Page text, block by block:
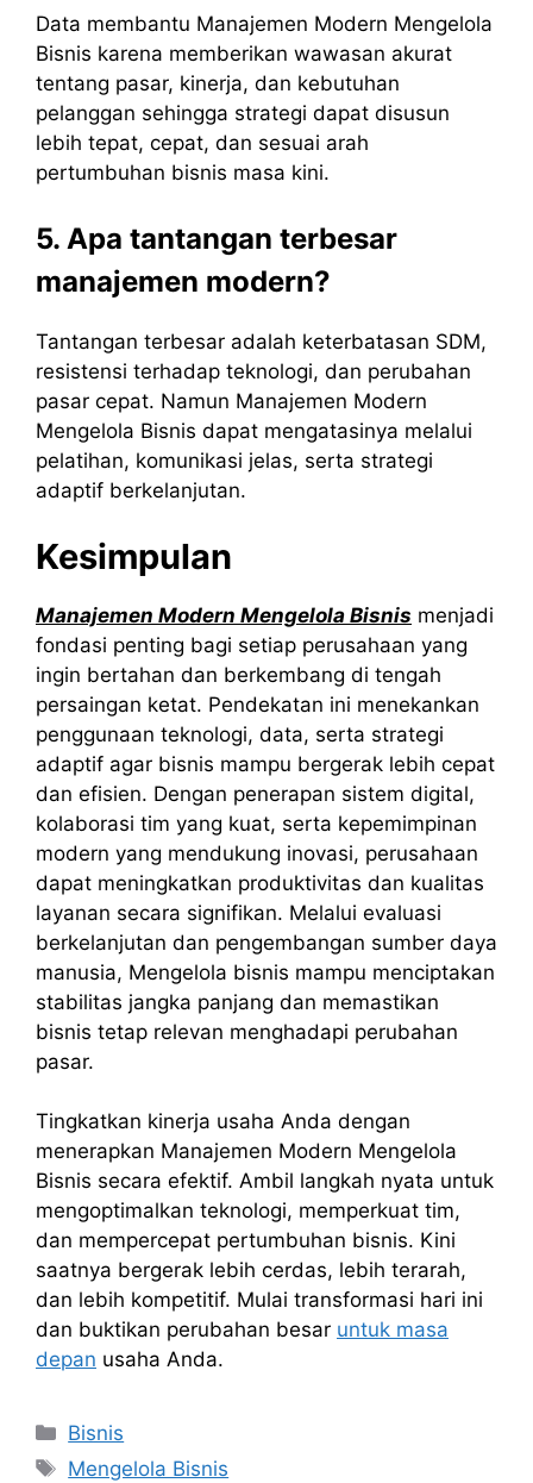
Data membantu Manajemen Modern Mengelola
Bisnis karena memberikan wawasan akurat
tentang pasar, kinerja, dan kebutuhan
pelanggan sehingga strategi dapat disusun
lebih tepat, cepat, dan sesuai arah
pertumbuhan bisnis masa kini.
5. Apa tantangan terbesar
manajemen modern?
Tantangan terbesar adalah keterbatasan SDM,
resistensi terhadap teknologi, dan perubahan
pasar cepat. Namun Manajemen Modern
Mengelola Bisnis dapat mengatasinya melalui
pelatihan, komunikasi jelas, serta strategi
adaptif berkelanjutan.
Kesimpulan
Manajemen Modern Mengelola Bisnis menjadi
fondasi penting bagi setiap perusahaan yang
ingin bertahan dan berkembang di tengah
persaingan ketat. Pendekatan ini menekankan
penggunaan teknologi, data, serta strategi
adaptif agar bisnis mampu bergerak lebih cepat
dan efisien. Dengan penerapan sistem digital,
kolaborasi tim yang kuat, serta kepemimpinan
modern yang mendukung inovasi, perusahaan
dapat meningkatkan produktivitas dan kualitas
layanan secara signifikan. Melalui evaluasi
berkelanjutan dan pengembangan sumber daya
manusia, Mengelola bisnis mampu menciptakan
stabilitas jangka panjang dan memastikan
bisnis tetap relevan menghadapi perubahan
pasar.
Tingkatkan kinerja usaha Anda dengan
menerapkan Manajemen Modern Mengelola
Bisnis secara efektif. Ambil langkah nyata untuk
mengoptimalkan teknologi, memperkuat tim,
dan mempercepat pertumbuhan bisnis. Kini
saatnya bergerak lebih cerdas, lebih terarah,
dan lebih kompetitif. Mulai transformasi hari ini
dan buktikan perubahan besar untuk masa
depan usaha Anda.
Kategori
Bisnis
Tag
Mengelola Bisnis